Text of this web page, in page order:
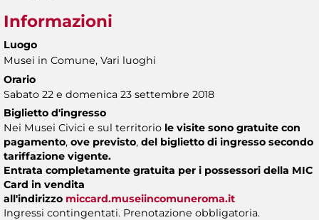
Informazioni
Luogo
Musei in Comune, Vari luoghi
Orario
Sabato 22 e domenica 23 settembre 2018
Biglietto d'ingresso
Nei Musei Civici e sul territorio le visite sono gratuite con
pagamento, ove previsto, del biglietto di ingresso secondo
tariffazione vigente.
Entrata completamente gratuita per i possessori della MIC
Card in vendita
all'indirizzo miccard.museiincomuneroma.it
Ingressi contingentati. Prenotazione obbligatoria.